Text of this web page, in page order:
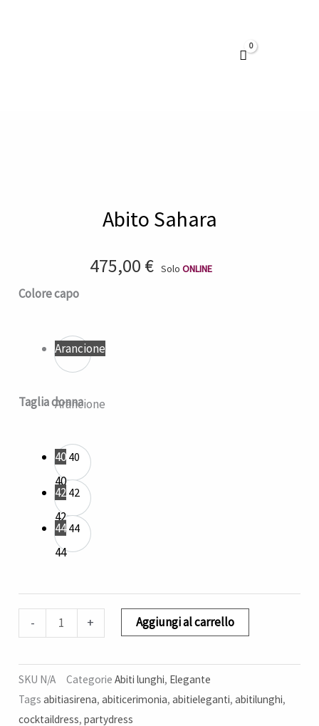
Abito Sahara
475,00 € Solo ONLINE
Colore capo
Arancione
Arancione
Taglia donna
40 40
40
42 42
42
44 44
44
-
Abito
+ Aggiungi al carrello
SKU N/A Categorie Abiti lunghi, Elegante
Tags abitiasirena, abiticerimonia, abitieleganti, abitilunghi,
cocktaildress, partydress